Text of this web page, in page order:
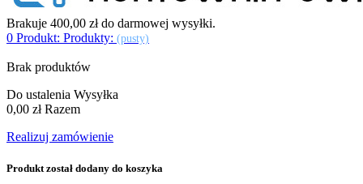
Brakuje 400,00 złdo darmowej wysyłki.
0 Produkt: Produkty: (pusty)
Brak produktów
Do ustalenia Wysyłka
0,00 zł Razem
Realizuj zamówienie
Produkt został dodany do koszyka